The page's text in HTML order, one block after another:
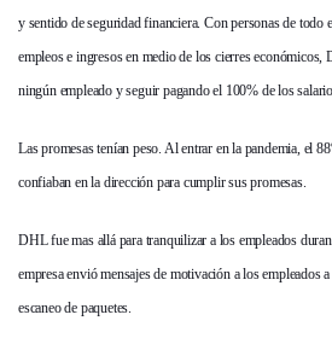
y sentido de seguridad financiera. Con personas de todo
empleos e ingresos en medio de los cierres
ningún empleado y seguir pagando el 100% de los
Las promesas tenían peso. Al entrar en la pandemia, el
confiaban en la dirección para cumplir sus promesas.
DHL fue mas allá para tranquilizar a los empleados
empresa envió mensajes de motivación a los empleados
escaneo de paquetes.